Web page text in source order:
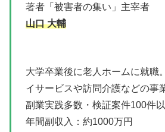
著者「被害者の集い」主宰者
山口 大輔
大学卒業後に老人ホームに就職
イサービスや訪問介護などの事
副業実践多数・検証案件100件以
年間副収入：約1000万円